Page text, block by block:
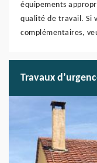
équipements
qualité de travail. Si
complémentaires,
Travaux